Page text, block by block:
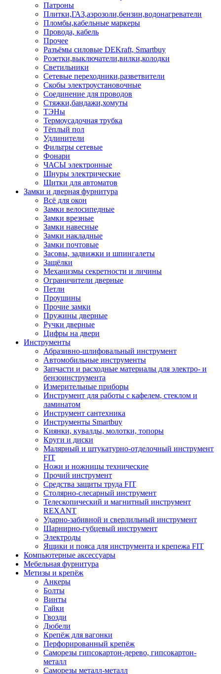
Патроны
Плитки,ГАЗ,аэрозоли,бензин,водонагреватели
Пломбы,кабельные маркеры
Провода, кабель
Прочее
Разъёмы силовые DEKraft, Smartbuy
Розетки,выключатели,вилки,колодки
Светильники
Сетевые переходники,разветвители
Скобы электроустановочные
Соединение для проводов
Стяжки,бандажи,хомуты
ТЭНы
Термоусадочная трубка
Тёплый пол
Удлинители
Фильтры сетевые
Фонари
ЧАСЫ электронные
Шнуры электрические
Щитки для автоматов
Замки и дверная фурнитура
Всё для окон
Замки велосипедные
Замки врезные
Замки навесные
Замки накладные
Замки почтовые
Засовы, задвижки и шпингалеты
Защёлки
Механизмы секретности и личины
Ограничители дверные
Петли
Проушины
Прочие замки
Пружины дверные
Ручки дверные
Цифры на двери
Инструменты
Абразивно-шлифовальный инструмент
Автомобильные инструменты
Запчасти и расходные материалы для электро- и
бензоинструмента
Измерительные приборы
Инструмент для работы с кафелем, стеклом и
ламинатом
Инструмент сантехника
Инструменты Smartbuy
Киянки, кувалды, молотки, топоры
Круги и диски
Малярный и штукатурно-отделочный инструмент
FIT
Ножи и ножницы технические
Прочий инструмент
Средства защиты труда FIT
Столярно-слесарный инструмент
Телескопический и магнитный инструмент
REXANT
Ударно-забивной и сверлильный инструмент
Шарнирно-губцевый инструмент
Электроды
Ящики и пояса для инструмента и крепежа FIT
Компьютерные аксессуары
Мебельная фурнитура
Метизы и крепёж
Анкеры
Болты
Винты
Гайки
Гвозди
Дюбели
Крепёж для вагонки
Перфорированный крепёж
Саморезы гипсокартон-дерево, гипсокартон-
металл
Саморезы металл-металл